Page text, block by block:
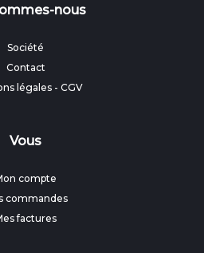
nous
Société
Contact
légales- CGV
Vous
compte
commandes
factures